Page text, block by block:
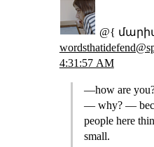
@{
4:31:57 AM
―how are
― why? ―
people here
small.